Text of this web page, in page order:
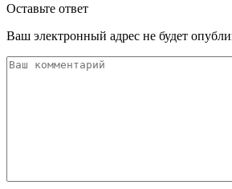
Оставьте ответ
Ваш электронный адрес не будет